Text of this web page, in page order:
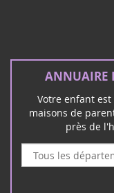
ANNUAIRE
Votre enfant est
maisons de
près de